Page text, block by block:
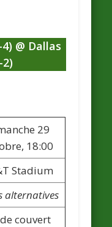
@ Dallas
29
18:00
Stadium
alternatives
couvert